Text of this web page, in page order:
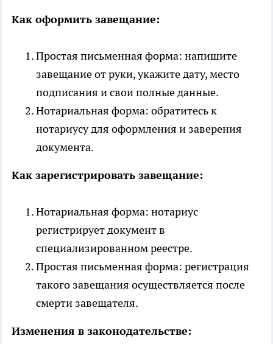
Как оформить завещание:
Простая письменная форма: напишите
завещание от руки, укажите дату, место
подписания и свои полные данные.
Нотариальная форма: обратитесь к
нотариусу для оформления и заверения
документа.
Как зарегистрировать завещание:
Нотариальная форма: нотариус
регистрирует документ в
специализированном реестре.
Простая письменная форма: регистрация
такого завещания осуществляется после
смерти завещателя.
Изменения в законодательстве: